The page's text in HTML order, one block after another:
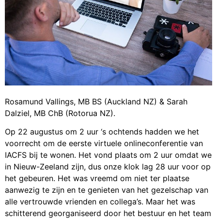
Rosamund Vallings, MB BS (Auckland NZ) & Sarah
Dalziel, MB ChB (Rotorua NZ).
Op 22 augustus om 2 uur ‘s ochtends hadden we het
voorrecht om de eerste virtuele onlineconferentie van
IACFS bij te wonen. Het vond plaats om 2 uur omdat we
in Nieuw-Zeeland zijn, dus onze klok lag 28 uur voor op
het gebeuren. Het was vreemd om niet ter plaatse
aanwezig te zijn en te genieten van het gezelschap van
alle vertrouwde vrienden en collega’s. Maar het was
schitterend georganiseerd door het bestuur en het team